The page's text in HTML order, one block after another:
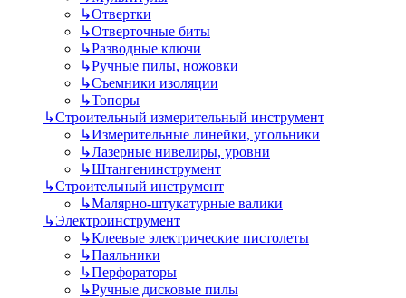
↳Отвертки
↳Отверточные биты
↳Разводные ключи
↳Ручные пилы, ножовки
↳Съемники изоляции
↳Топоры
↳Строительный измерительный инструмент
↳Измерительные линейки, угольники
↳Лазерные нивелиры, уровни
↳Штангенинструмент
↳Строительный инструмент
↳Малярно-штукатурные валики
↳Электроинструмент
↳Клеевые электрические пистолеты
↳Паяльники
↳Перфораторы
↳Ручные дисковые пилы